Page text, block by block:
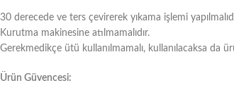
30 derecede ve ters çevirerek yıkama işlemi
Kurutma makinesine atılmamalıdır.
Gerekmedikçe ütü kullanılmamalı, kullanılacaksa da
Ürün Güvencesi: